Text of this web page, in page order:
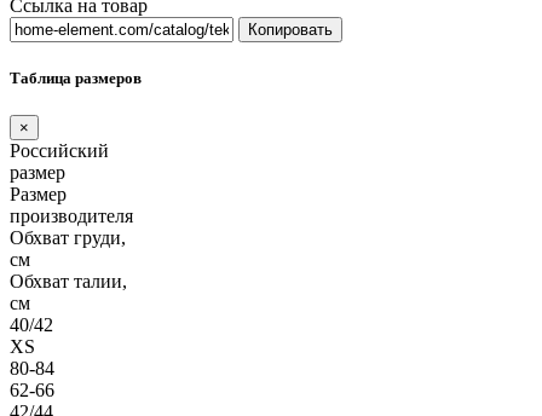
Ссылка на товар
Копировать
Таблица размеров
×
Российский
размер
Размер
производителя
Обхват груди,
см
Обхват талии,
см
40/42
XS
80-84
62-66